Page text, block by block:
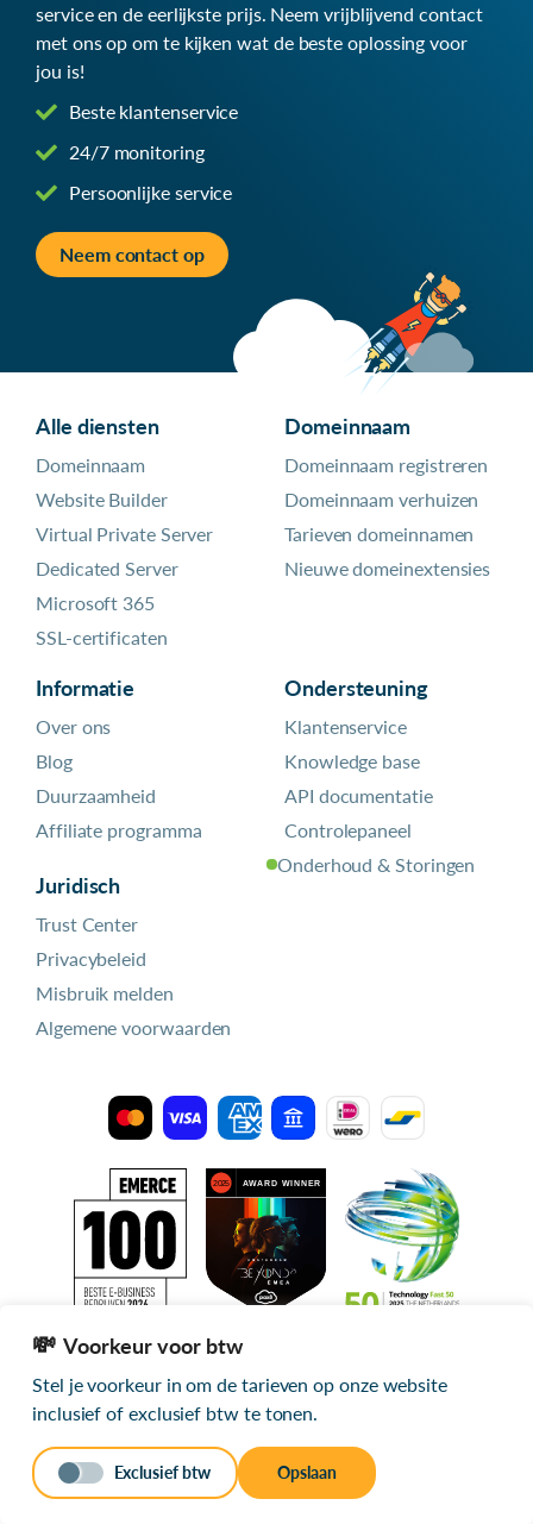
service en de eerlijkste prijs. Neem vrijblijvend contact
met ons op om te kijken wat de beste oplossing voor
jou is!
Beste klantenservice
24/7 monitoring
Persoonlijke service
Neem contact op
Alle diensten
Domeinnaam
Website Builder
Virtual Private Server
Dedicated Server
Microsoft 365
SSL-certificaten
Domeinnaam
Domeinnaam registreren
Domeinnaam verhuizen
Tarieven domeinnamen
Nieuwe domeinextensies
Informatie
Over ons
Blog
Duurzaamheid
Affiliate programma
Juridisch
Trust Center
Privacybeleid
Misbruik melden
Algemene voorwaarden
Ondersteuning
Klantenservice
Knowledge base
API documentatie
Controlepaneel
Onderhoud & Storingen
Alle getoonde prijzen zijn exclusief btw
Stuur een bericht
Voorkeur voor btw
Stel je voorkeur in om de tarieven op onze website
inclusief of exclusief btw te tonen.
Exclusief btw Opslaan